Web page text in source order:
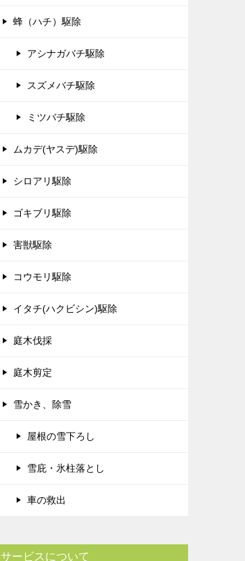
蜂（ハチ）駆除
アシナガバチ駆除
スズメバチ駆除
ミツバチ駆除
ムカデ(ヤスデ)駆除
シロアリ駆除
ゴキブリ駆除
害獣駆除
コウモリ駆除
イタチ(ハクビシン)駆除
庭木伐採
庭木剪定
雪かき、除雪
屋根の雪下ろし
雪庇・氷柱落とし
車の救出
サービスについて